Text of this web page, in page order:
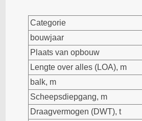
Categorie
bouwjaar
Plaats van opbouw
Lengte over alles (LOA), m
balk, m
Scheepsdiepgang, m
Draagvermogen (DWT), t